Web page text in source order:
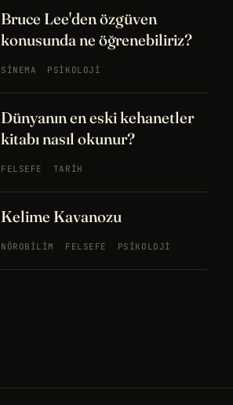
Bruce Lee'den özgüven
konusunda ne öğrenebiliriz?
SINEMA PSIKOLOJI
Dünyanın en eski kehanetler
kitabı nasıl okunur?
FELSEFE TARIH
Kelime Kavanozu
NÖROBILIM FELSEFE PSIKOLOJI